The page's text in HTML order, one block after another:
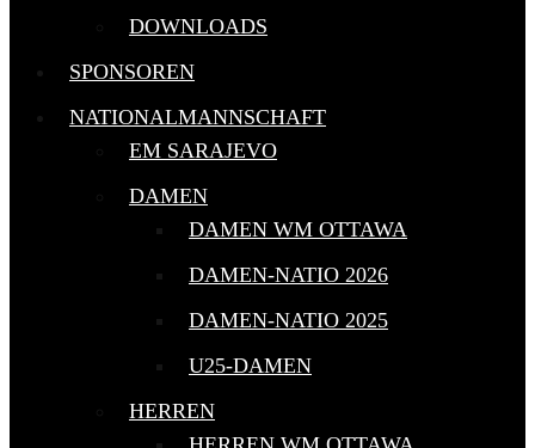
DOWNLOADS
SPONSOREN
NATIONALMANNSCHAFT
EM SARAJEVO
DAMEN
DAMEN WM OTTAWA
DAMEN-NATIO 2026
DAMEN-NATIO 2025
U25-DAMEN
HERREN